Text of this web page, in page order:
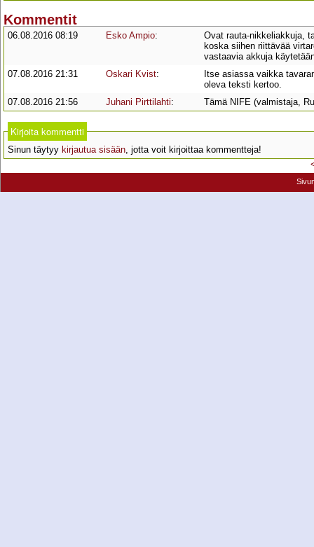
Kommentit
06.08.2016 08:19 Esko Ampio:
Ovat rauta-nikkeliakkuja,
koska siihen riittävää
vastaavia akkuja
07.08.2016 21:31
Oskari Kvist:
Itse asiassa vaikka
oleva teksti kertoo.
07.08.2016 21:56
Juhani Pirttilahti: Tämä NIFE (valmistaja,
Kirjoita kommentti
Sinun täytyy kirjautua sisään, jotta voit kirjoittaa kommentteja!